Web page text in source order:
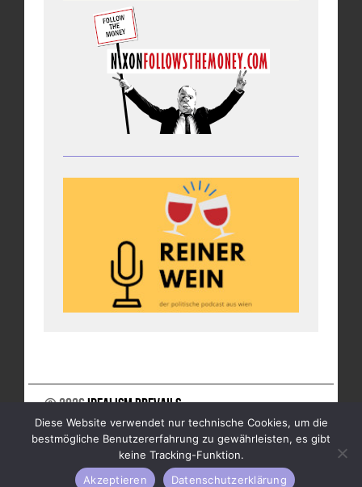
© 2026Idealism Prevails
UNTERSTÜTZE UNS
NEWSLETTER
IMPRESSUM
Diese Website verwendet nur technische Cookies, um die
bestmögliche Benutzererfahrung zu gewährleisten, es gibt
keine Tracking-Funktion.
Akzeptieren
Datenschutzerklärung